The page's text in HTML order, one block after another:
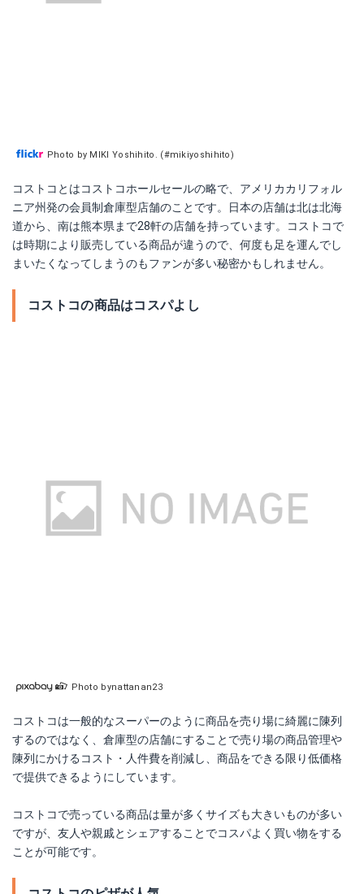
Photo by MIKI Yoshihito. (#mikiyoshihito)
コストコとはコストコホールセールの略で、アメリカカリフォル
ニア州発の会員制倉庫型店舗のことです。日本の店舗は北は北海
道から、南は熊本県まで28軒の店舗を持っています。コストコで
は時期により販売している商品が違うので、何度も足を運んでし
まいたくなってしまうのもファンが多い秘密かもしれません。
コストコの商品はコスパよし
Photo bynattanan23
コストコは一般的なスーパーのように商品を売り場に綺麗に陳列
するのではなく、倉庫型の店舗にすることで売り場の商品管理や
陳列にかけるコスト・人件費を削減し、商品をできる限り低価格
で提供できるようにしています。
コストコで売っている商品は量が多くサイズも大きいものが多い
ですが、友人や親戚とシェアすることでコスパよく買い物をする
ことが可能です。